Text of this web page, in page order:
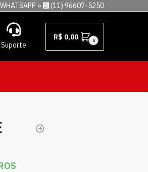
WHATSAPP » (11) 96607-5250
Suporte
R$ 0,00 0